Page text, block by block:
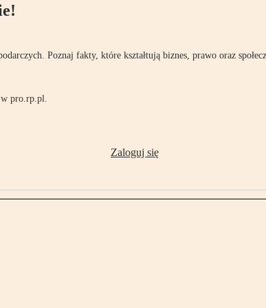
Poznaj fakty, które kształtują biznes, prawo oraz
w pro.rp.pl.
Zaloguj się